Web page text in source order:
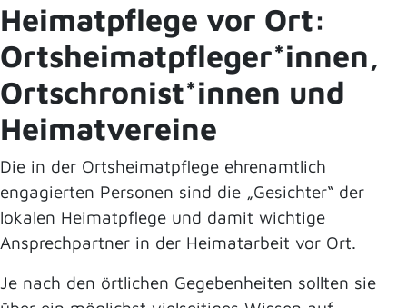
Heimatpflege vor Ort:
Ortsheimatpfleger*innen,
Ortschronist*innen und
Heimatvereine
Die in der Ortsheimatpflege ehrenamtlich
engagierten Personen sind die „Gesichter“ der
lokalen Heimatpflege und damit wichtige
Ansprechpartner in der Heimatarbeit vor Ort.
Je nach den örtlichen Gegebenheiten sollten sie